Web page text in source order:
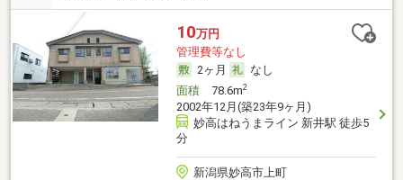
10万円
管理費等なし
2ヶ月
なし
面積78.6m2
2002年12月(築23年9ヶ月)
妙高はねうまライン 新井駅 徒歩5
分
新潟県妙高市上町